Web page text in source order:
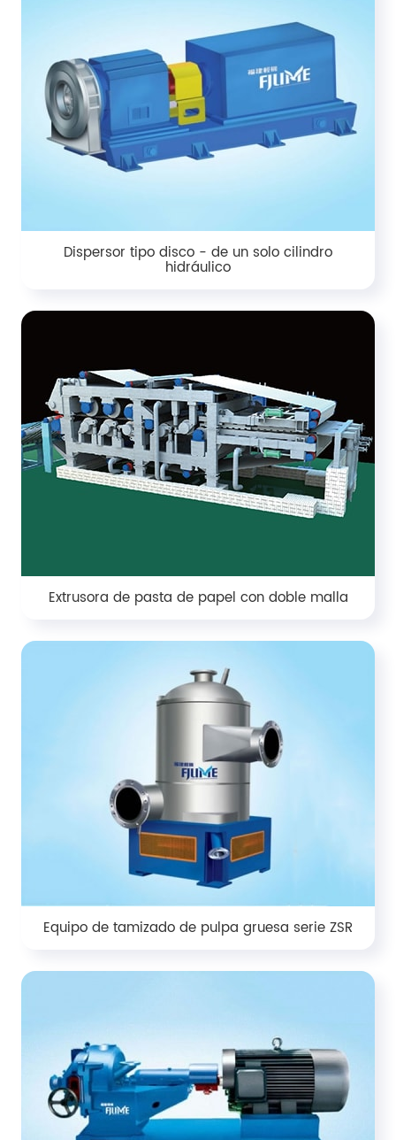
Dispersor tipo disco - de un solo cilindro
hidráulico
Extrusora de pasta de papel con doble malla
Equipo de tamizado de pulpa gruesa serie ZSR